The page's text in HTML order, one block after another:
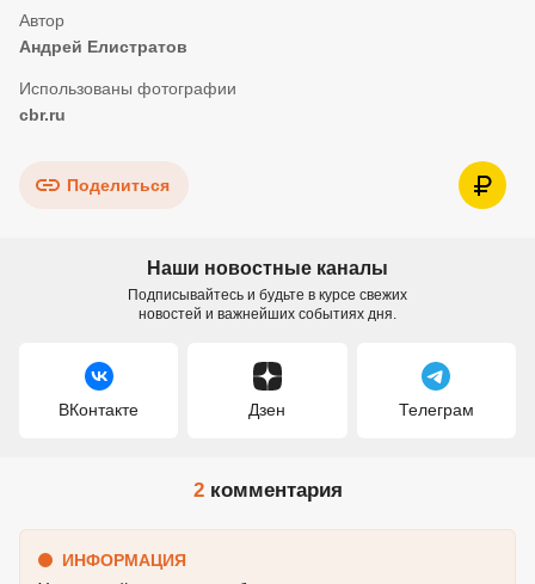
Андрей Елистратов
cbr.ru
Поделиться
Наши новостные каналы
Подписывайтесь и будьте в курсе свежих
новостей и важнейших событиях дня.
ВКонтакте Дзен Телеграм
2комментария
ИНФОРМАЦИЯ